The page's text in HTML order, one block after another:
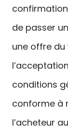
de passer
une offre
conditions
conforme à
l’acheteur